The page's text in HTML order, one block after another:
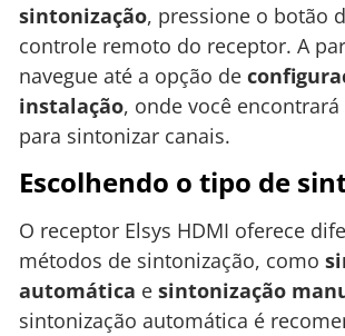
sintonização, pressione o botão
controle remoto do receptor. A
navegue até a opção de
instalação, onde você encontrará
para sintonizar canais.
Escolhendo o tipo de
O receptor Elsys HDMI oferece
métodos de sintonização, como
automática e sintonização
sintonização automática é